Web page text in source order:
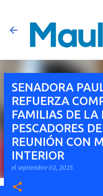
Ir al
SENADORA
REFUERZA
FAMILIAS DE LA
PESCADORES
REUNIÓN CON
INTERIOR
el septiembre 02, 2025